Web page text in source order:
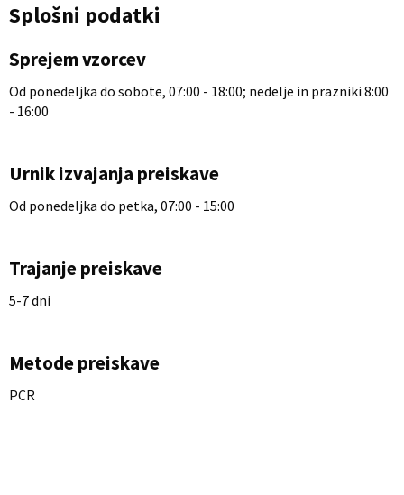
Splošni podatki
Sprejem vzorcev
Od ponedeljka do sobote, 07:00 - 18:00; nedelje in prazniki 8:00
- 16:00
Urnik izvajanja preiskave
Od ponedeljka do petka, 07:00 - 15:00
Trajanje preiskave
5-7 dni
Metode preiskave
PCR